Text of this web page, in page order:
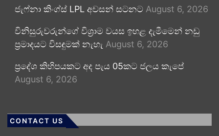
ජැෆ්නා කිංග්ස් LPL අවසන් සටනට August 6, 2026
විනිසුරුවරුන්ගේ විශ්‍රාම වයස ඉහළ දැමීමෙන් නඩු
ප්‍රමාදයට විසඳුමක් නැහැ August 6, 2026
ප්‍රදේශ කිහිපයකට අද පැය 05කට ජලය කැපේ
August 6, 2026
CONTACT US